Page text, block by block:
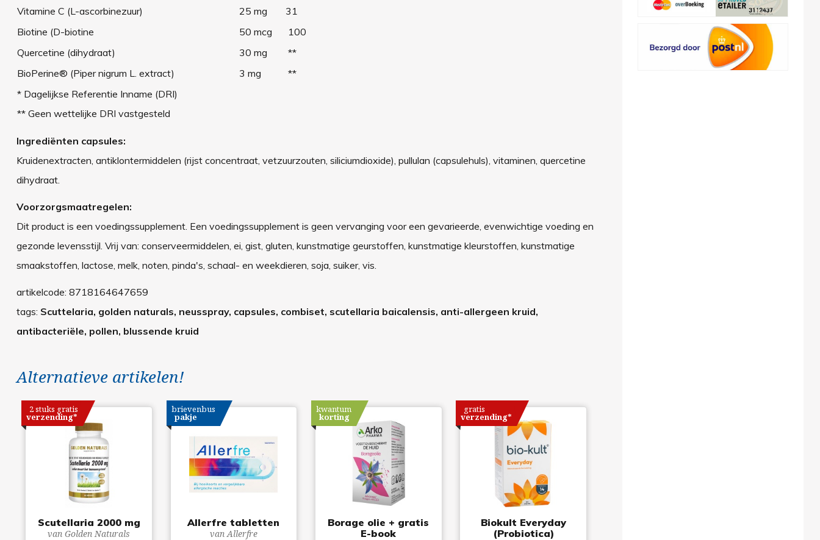
Vitamine C (L-ascorbinezuur)
25 mg
31
Biotine (D-biotine
50 mcg
100
Quercetine (dihydraat)
30 mg
**
BioPerine® (Piper nigrum L. extract)
3 mg
**
* Dagelijkse Referentie Inname (DRI)
** Geen wettelijke DRI vastgesteld
Ingrediënten capsules:
Kruidenextracten, antiklontermiddelen (rijst concentraat, vetzuurzouten, siliciumdioxide), pullulan (capsulehuls), vitaminen, quercetine
dihydraat.
Voorzorgsmaatregelen:
Dit product is een voedingssupplement. Een voedingssupplement is geen vervanging voor een gevarieerde, evenwichtige voeding en
gezonde levensstijl. Vrij van: conserveermiddelen, ei, gist, gluten, kunstmatige geurstoffen, kunstmatige kleurstoffen, kunstmatige
smaakstoffen, lactose, melk, noten, pinda's, schaal- en weekdieren, soja, suiker, vis.
artikelcode: 8718164647659
tags: Scuttelaria, golden naturals, neusspray, capsules, combiset, scutellaria baicalensis, anti-allergeen kruid,
antibacteriële, pollen, blussende kruid
Alternatieve artikelen!
Scutellaria 2000 mg
van Golden Naturals
2 stuks gratis
verzending*
Allerfre tabletten
van Allerfre
brievenbus
pakje
Borage olie + gratis
E-book
kwantum
korting
Biokult Everyday
(Probiotica)
gratis
verzending*